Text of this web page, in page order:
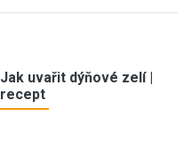
Jak uvařit dýňové zelí |
recept